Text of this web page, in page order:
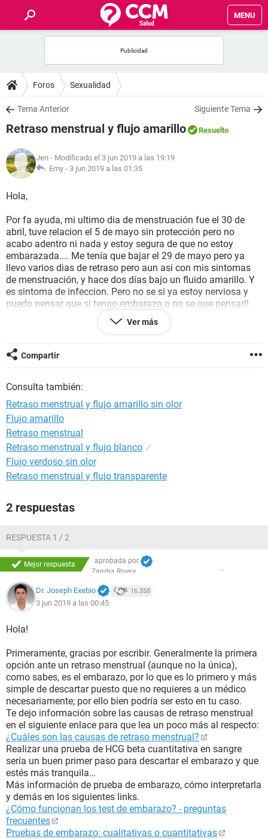
MENU
FOROS
SALUD
NUTRICIÓN
BIENESTAR
SEXUALIDAD
GLOSARIO
Foros Sexualidad
Tema Anterior Siguiente Tema
Retraso menstrual y flujo amarillo Resuelto
Jen - Modificado el 3 jun 2019 a las 19:19
Emy - 3 jun 2019 a las 01:35
Hola,
Por fa ayuda, mi ultimo dia de menstruación fue el 30 de
abril, tuve relacion el 5 de mayo sin protección pero no
acabo adentro ni nada y estoy segura de que no estoy
embarazada.... Me tenía que bajar el 29 de mayo pero ya
llevo varios dias de retraso pero aun asi con mis sintomas
de menstruación, y hace dos días bajo un fluido amarillo. Y
es sintoma de infeccion. Pero no se si ya estoy nerviosa y
puedo pensar que si tengo embarazo o no se que pensar!!.
Más que todo es preguntar si al momento de tener relación y
me provoque una infección vaginal también me puede
Gracias
Ver más
Compartir
Consulta también:
Retraso menstrual y flujo amarillo sin olor
Flujo amarillo
Retraso menstrual
Retraso menstrual y flujo blanco ✓
Flujo verdoso sin olor
Retraso menstrual y flujo transparente
2 respuestas
RESPUESTA 1 / 2
Mejor respuesta
aprobada por
Zandra Rivera
Dr. Joseph Exebio 16.358
3 jun 2019 a las 00:45
Hola!
Primeramente, gracias por escribir. Generalmente la primera
opción ante un retraso menstrual (aunque no la única),
como sabes, es el embarazo, por lo que es lo primero y más
simple de descartar puesto que no requieres a un médico
necesariamente; por ello bien podría ser esto en tu caso.
Te dejo información sobre las causas de retraso menstrual
en el siguiente enlace para que lea un poco más al respecto:
¿Cuáles son las causas de retraso menstrual?
Realizar una prueba de HCG beta cuantitativa en sangre
sería un buen primer paso para descartar el embarazo y que
estés más tranquila…
Más información de prueba de embarazo, cómo interpretarla
y demás en los siguientes links.
¿Cómo funcionan los test de embarazo? - preguntas
frecuentes
Pruebas de embarazo: cualitativas o cuantitativas